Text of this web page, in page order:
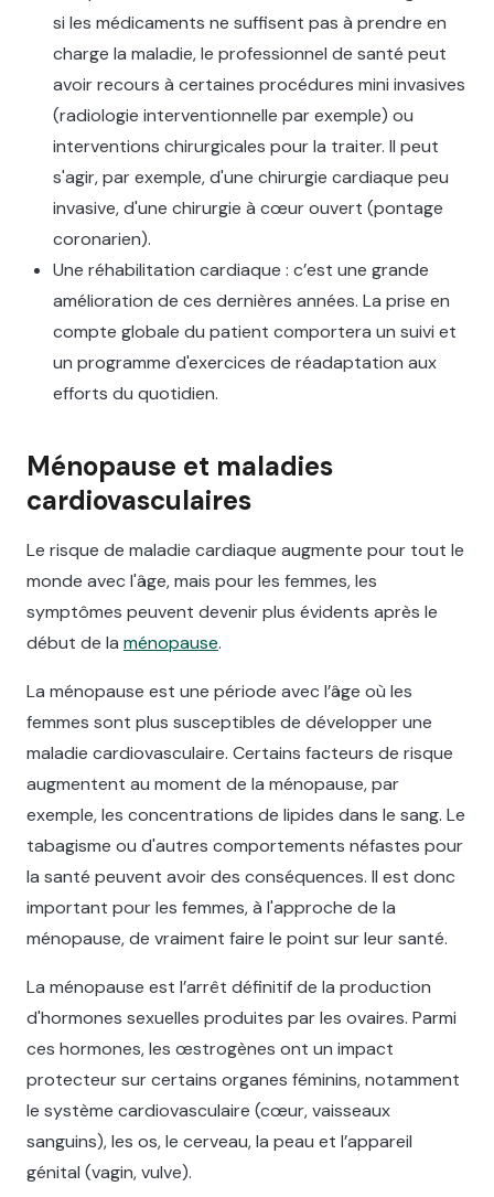
si les médicaments ne suffisent pas à prendre en
charge la maladie, le professionnel de santé peut
avoir recours à certaines procédures mini invasives
(radiologie interventionnelle par exemple) ou
interventions chirurgicales pour la traiter. Il peut
s'agir, par exemple, d'une chirurgie cardiaque peu
invasive, d'une chirurgie à cœur ouvert (pontage
coronarien).‍
Une réhabilitation cardiaque : c’est une grande
amélioration de ces dernières années. La prise en
compte globale du patient comportera un suivi et
un programme d'exercices de réadaptation aux
efforts du quotidien.
Ménopause et maladies
cardiovasculaires
Le risque de maladie cardiaque augmente pour tout le
monde avec l'âge, mais pour les femmes, les
symptômes peuvent devenir plus évidents après le
début de la ménopause.
La ménopause est une période avec l’âge où les
femmes sont plus susceptibles de développer une
maladie cardiovasculaire. Certains facteurs de risque
augmentent au moment de la ménopause, par
exemple, les concentrations de lipides dans le sang. Le
tabagisme ou d'autres comportements néfastes pour
la santé peuvent avoir des conséquences. Il est donc
important pour les femmes, à l'approche de la
ménopause, de vraiment faire le point sur leur santé.
La ménopause est l’arrêt définitif de la production
d'hormones sexuelles produites par les ovaires. Parmi
ces hormones, les œstrogènes ont un impact
protecteur sur certains organes féminins, notamment
le système cardiovasculaire (cœur, vaisseaux
sanguins), les os, le cerveau, la peau et l’appareil
génital (vagin, vulve).